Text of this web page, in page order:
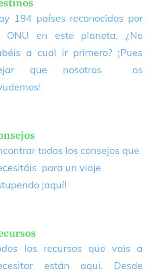
194 países reconocidos por
ONU en este planeta, ¿No
a cual ir primero? ¡Pues
que nosotros os
todos los consejos que
para un viaje
¡aquí!
los recursos que vais a
están aqui. Desde